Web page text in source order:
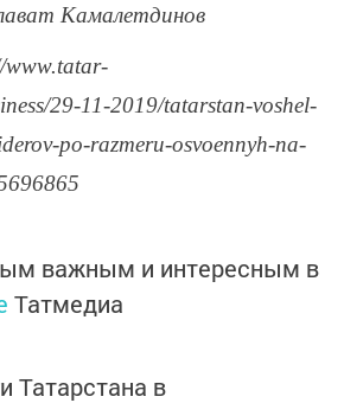
Камалетдинов
www.tatar-
29-11-2019/tatarstan-voshel-
po-razmeru-osvoennyh-na-
важным и интересным в
Татмедиа
Татарстана в